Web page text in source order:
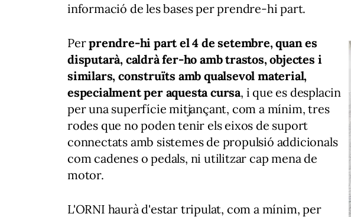
informació de les bases per prendre-hi part.
Perprendre-hi part el 4 de setembre, quan es
disputarà, caldrà fer-ho amb trastos, objectes i
similars, construïts amb qualsevol material,
especialment per aquesta cursa, i que es desplacin
per una superfície mitjançant, com a mínim, tres
rodes que no poden tenir els eixos de suport
connectats amb sistemes de propulsió addicionals
com cadenes o pedals, ni utilitzar cap mena de
motor.
L'ORNI haurà d'estar tripulat, com a mínim, per